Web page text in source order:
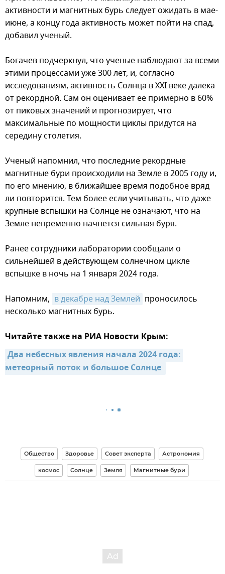
активности и магнитных бурь следует ожидать в мае-
июне, а концу года активность может пойти на спад,
добавил ученый.
Богачев подчеркнул, что ученые наблюдают за всеми
этими процессами уже 300 лет, и, согласно
исследованиям, активность Солнца в XXI веке далека
от рекордной. Сам он оценивает ее примерно в 60%
от пиковых значений и прогнозирует, что
максимальные по мощности циклы придутся на
середину столетия.
Ученый напомнил, что последние рекордные
магнитные бури происходили на Земле в 2005 году и,
по его мнению, в ближайшее время подобное вряд
ли повторится. Тем более если учитывать, что даже
крупные вспышки на Солнце не означают, что на
Земле непременно начнется сильная буря.
Ранее сотрудники лаборатории сообщали о
сильнейшей в действующем солнечном цикле
вспышке в ночь на 1 января 2024 года.
Напомним, в декабре над Землей проносилось
несколько магнитных бурь.
Читайте также на РИА Новости Крым:
Два небесных явления начала 2024 года:
метеорный поток и большое Солнце
Общество Здоровье Совет эксперта Астрономия
космос Солнце Земля Магнитные бури